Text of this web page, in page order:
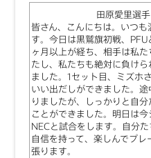
田原愛里選手
皆さん、こんにちは。いつ
す。今日は黒鷲旗初戦、
ヶ月以上が経ち、相手は私
たし、私たちも絶対に負け
ました。1セット目、ミズホ
いい出だしができました。
りましたが、しっかりと自
ことができました。明日は
NECと試合をします。自分
自信を持って、楽しんでプ
張ります。